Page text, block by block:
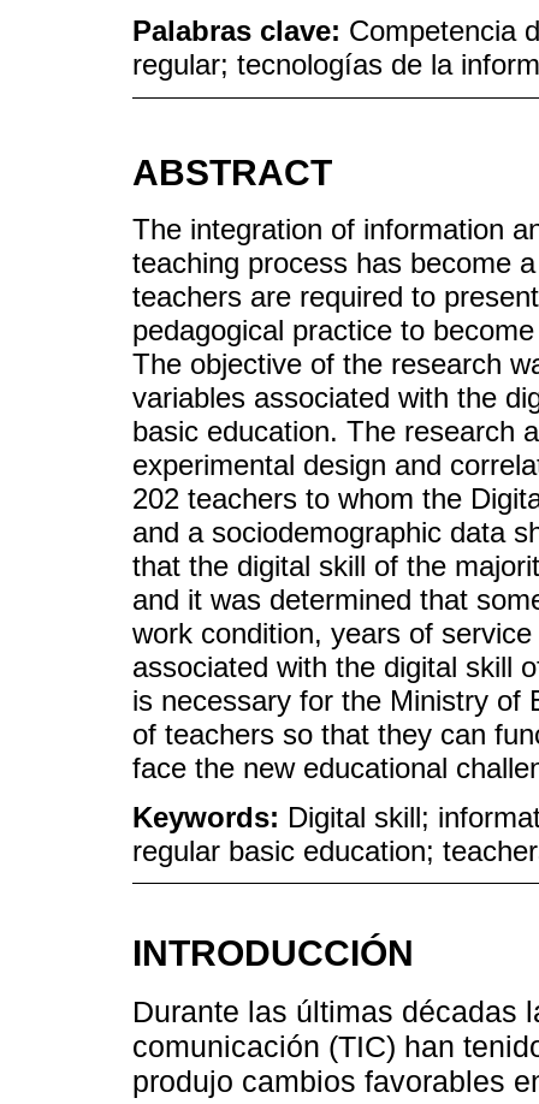
Palabras clave: Competencia
regular; tecnologías de la
ABSTRACT
The integration of information
teaching process has become
teachers are required to
pedagogical practice to
The objective of the research
variables associated with the
basic education. The research
experimental design and
202 teachers to whom the
and a sociodemographic data
that the digital skill of the
and it was determined that
work condition, years of
associated with the digital skill
is necessary for the Ministry of
of teachers so that they can
face the new educational
Keywords: Digital skill;
regular basic education;
INTRODUCCIÓN
Durante las últimas décadas
comunicación (TIC) han
produjo cambios favorables